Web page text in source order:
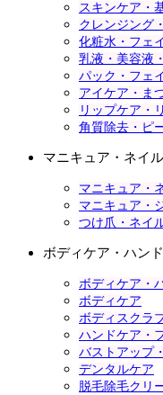
スキンケア・
クレンジング
化粧水・フェ
乳液・美容液
パック・フェ
アイケア・ま
リップケア・
角質除去・ピ
マニキュア・ネイ
マニキュア・
マニキュア・
つけ爪・ネイ
ボディケア・ハン
ボディケア・
ボディケア
ボディスクラ
ハンドケア・
バストアップ
デンタルケア
脱毛除毛クリ